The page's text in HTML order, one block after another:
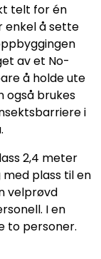
telt for én
enkel å sette
av et No-
å holde ute
også brukes
i
2,4 meter
plass til en
velprøvd
I en
to personer.